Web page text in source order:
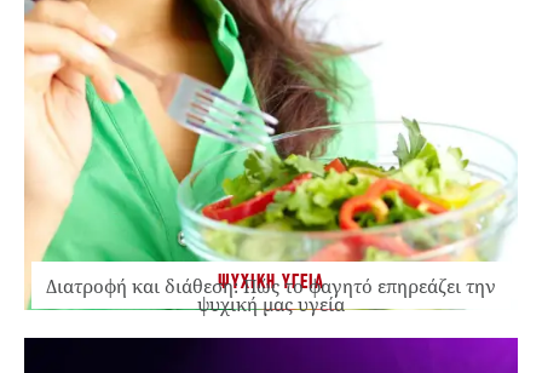
ΨΥΧΙΚΗ ΥΓΕΙΑ
Διατροφή και διάθεση: Πώς το φαγητό επηρεάζει την
ψυχική μας υγεία